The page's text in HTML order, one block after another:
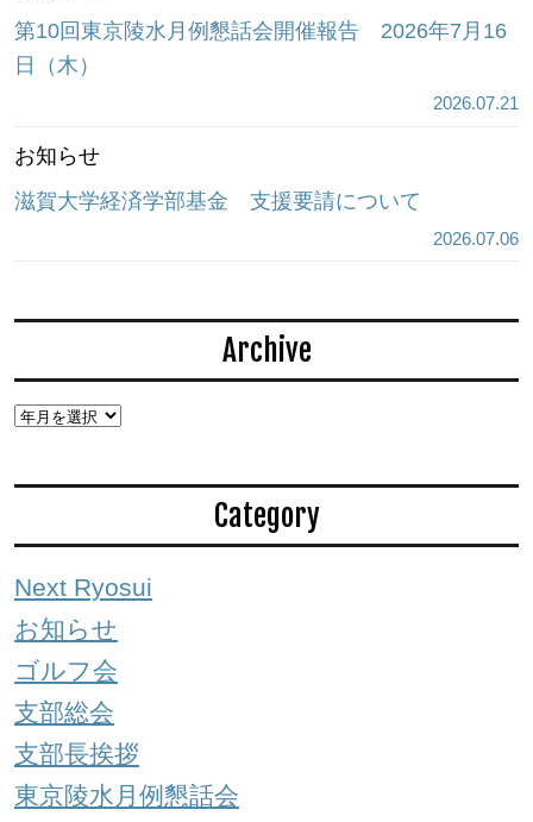
第10回東京陵水月例懇話会開催報告 2026年7月16
日（木）
2026.07.21
お知らせ
滋賀大学経済学部基金 支援要請について
2026.07.06
Archive
Category
Next Ryosui
お知らせ
ゴルフ会
支部総会
支部長挨拶
東京陵水月例懇話会